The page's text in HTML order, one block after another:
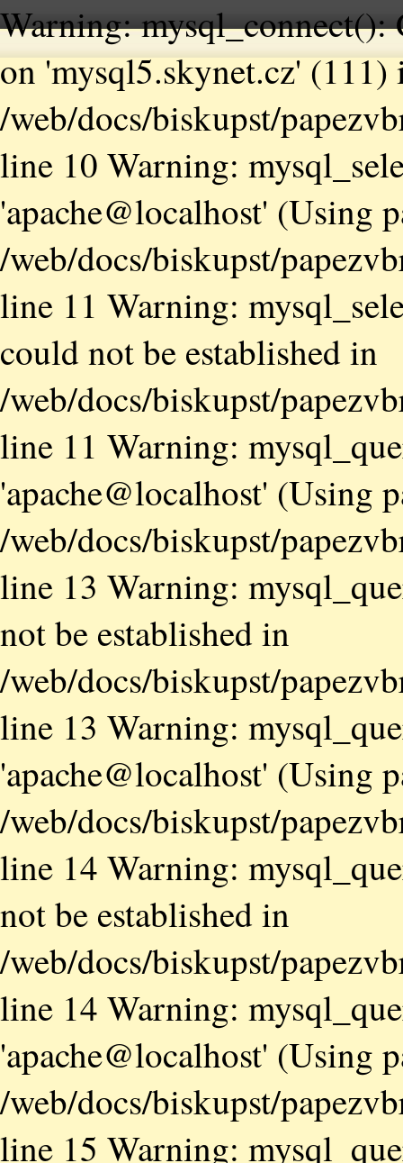
Warning:
on 'mysql5.skynet.cz' (111)
/web/docs/biskupst/
line 10 Warning:
'apache@localhost' (Using
/web/docs/biskupst/
line 11 Warning:
could not be established in
/web/docs/biskupst/
line 11 Warning:
'apache@localhost' (Using
/web/docs/biskupst/
line 13 Warning:
not be established in
/web/docs/biskupst/
line 13 Warning:
'apache@localhost' (Using
/web/docs/biskupst/
line 14 Warning:
not be established in
/web/docs/biskupst/
line 14 Warning:
'apache@localhost' (Using
/web/docs/biskupst/
line 15 Warning: